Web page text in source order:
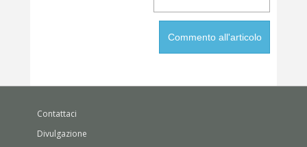
Contattaci
Divulgazione